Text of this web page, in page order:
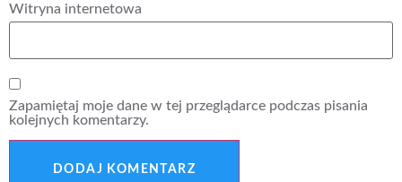
Witryna internetowa
Zapamiętaj moje dane w tej przeglądarce podczas pisania
kolejnych komentarzy.